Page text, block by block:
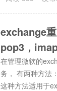
exchange
pop3，
在管理微软的
务， 有两种方法
这种方法适用于